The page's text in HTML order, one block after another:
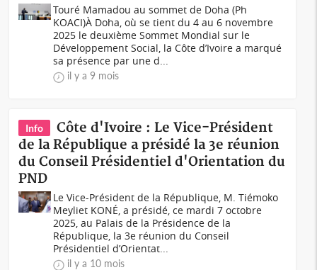
Touré Mamadou au sommet de Doha (Ph
KOACI) À Doha, où se tient du 4 au 6 novembre
2025 le deuxième Sommet Mondial sur le
Développement Social, la Côte d’Ivoire a marqué
sa présence par une d...
il y a 9 mois
Info
Côte d'Ivoire : Le Vice-Président
de la République a présidé la 3e réunion
du Conseil Présidentiel d'Orientation du
PND
Le Vice-Président de la République, M. Tiémoko
Meyliet KONÉ, a présidé, ce mardi 7 octobre
2025, au Palais de la Présidence de la
République, la 3e réunion du Conseil
Présidentiel d’Orientat...
il y a 10 mois